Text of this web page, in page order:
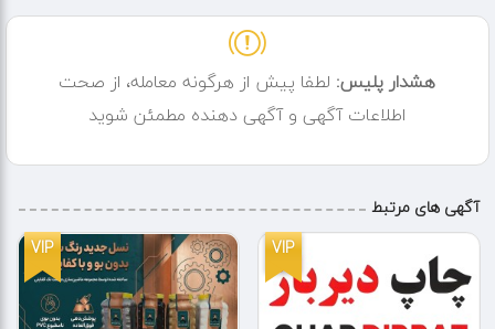
هشدار پلیس: لطفا پیش از هرگونه معامله، از صحت
اطلاعات آگهی و آگهی دهنده مطمئن شوید
آگهی های مرتبط
VIP
VIP